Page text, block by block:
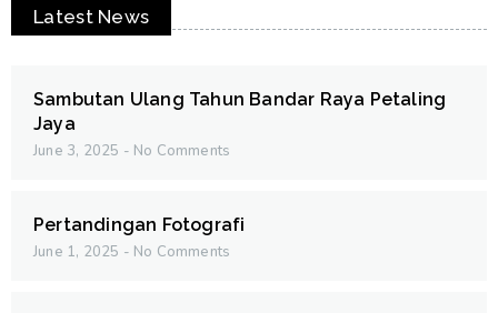
Latest News
Sambutan Ulang Tahun Bandar Raya Petaling
Jaya
June 3, 2025 No Comments
Pertandingan Fotografi
June 1, 2025 No Comments